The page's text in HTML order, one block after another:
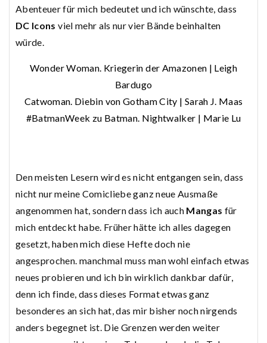
Abenteuer für mich bedeutet und ich wünschte, dass
DC Icons viel mehr als nur vier Bände beinhalten
würde.
Wonder Woman. Kriegerin der Amazonen | Leigh
Bardugo
Catwoman. Diebin von Gotham City | Sarah J. Maas
#BatmanWeek zu Batman. Nightwalker | Marie Lu
Den meisten Lesern wird es nicht entgangen sein, dass
nicht nur meine Comicliebe ganz neue Ausmaße
angenommen hat, sondern dass ich auch Mangas für
mich entdeckt habe. Früher hätte ich alles dagegen
gesetzt, haben mich diese Hefte doch nie
angesprochen. manchmal muss man wohl einfach etwas
neues probieren und ich bin wirklich dankbar dafür,
denn ich finde, dass dieses Format etwas ganz
besonderes an sich hat, das mir bisher noch nirgends
anders begegnet ist. Die Grenzen werden weiter